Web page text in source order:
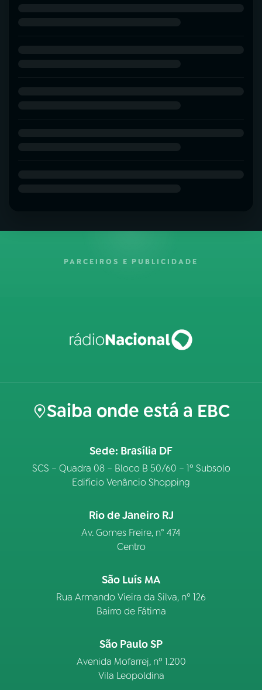
PARCEIROS E PUBLICIDADE
Saiba onde está a EBC
Sede: Brasília DF
SCS – Quadra 08 – Bloco B 50/60 – 1º Subsolo
Edifício Venâncio Shopping
Rio de Janeiro RJ
Av. Gomes Freire, n° 474
Centro
São Luís MA
Rua Armando Vieira da Silva, nº 126
Bairro de Fátima
São Paulo SP
Avenida Mofarrej, nº 1.200
Vila Leopoldina